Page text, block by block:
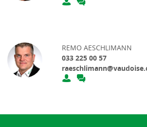
REMO AESCHLIMANN
033 225 00 57